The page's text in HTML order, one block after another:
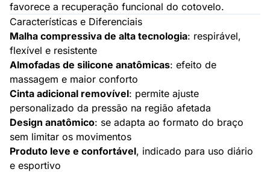
favorece a recuperação funcional do cotovelo.
Características e Diferenciais
Malha compressiva de alta tecnologia: respirável,
flexível e resistente
Almofadas de silicone anatômicas: efeito de
massagem e maior conforto
Cinta adicional removível: permite ajuste
personalizado da pressão na região afetada
Design anatômico: se adapta ao formato do braço
sem limitar os movimentos
Produto leve e confortável, indicado para uso diário
e esportivo